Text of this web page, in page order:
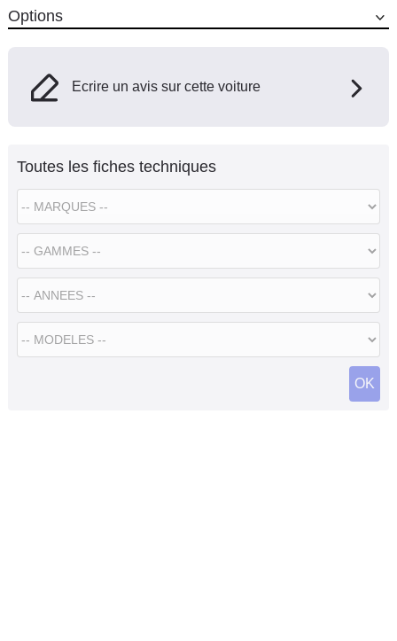
Options
Ecrire un avis sur cette voiture
Toutes les fiches techniques